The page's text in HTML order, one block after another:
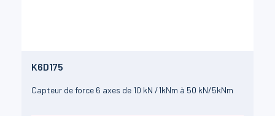
K6D175
Capteur de force 6 axes de 10 kN /1kNm à 50 kN/5kNm